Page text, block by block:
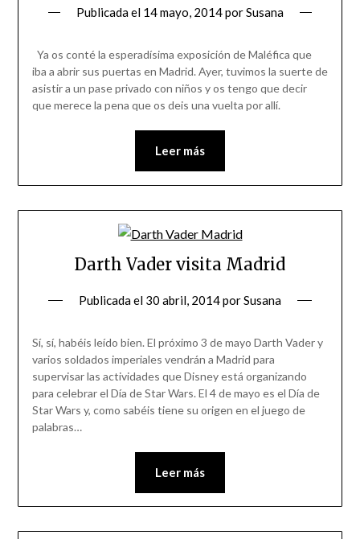
Publicada el 14 mayo, 2014porSusana
Ya os conté la esperadísima exposición de Maléfica que
iba a abrir sus puertas en Madrid. Ayer, tuvimos la suerte de
asistir a un pase privado con niños y os tengo que decir
que merece la pena que os deis una vuelta por allí.
Leer más
Darth Vader visita Madrid
Publicada el 30 abril, 2014porSusana
Sí, sí, habéis leído bien. El próximo 3 de mayo Darth Vader y
varios soldados imperiales vendrán a Madrid para
supervisar las actividades que Disney está organizando
para celebrar el Día de Star Wars. El 4 de mayo es el Día de
Star Wars y, como sabéis tiene su origen en el juego de
palabras…
Leer más